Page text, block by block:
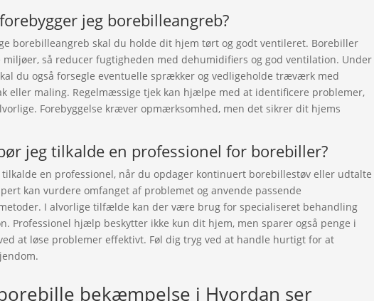
jeg borebilleangreb?
borebilleangreb skal du holde dit hjem tørt og godt ventileret. Borebiller
så reducer fugtigheden med dehumidifiers og god ventilation. Under
du også forsegle eventuelle sprækker og vedligeholde træværk med
eller maling. Regelmæssige tjek kan hjælpe med at identificere problemer,
Forebyggelse kræver opmærksomhed, men det sikrer dit hjems
jeg tilkalde en professionel for borebiller?
tilkalde en professionel, når du opdager kontinuert borebillestøv eller udtalte
kan vurdere omfanget af problemet og anvende passende
I alvorlige tilfælde kan der være brug for specialiseret behandling
Professionel hjælp beskytter ikke kun dit hjem, men sparer også penge i
at løse problemer effektivt. Føl dig tryg ved at handle hurtigt for at
bekæmpelse i Hvordan ser